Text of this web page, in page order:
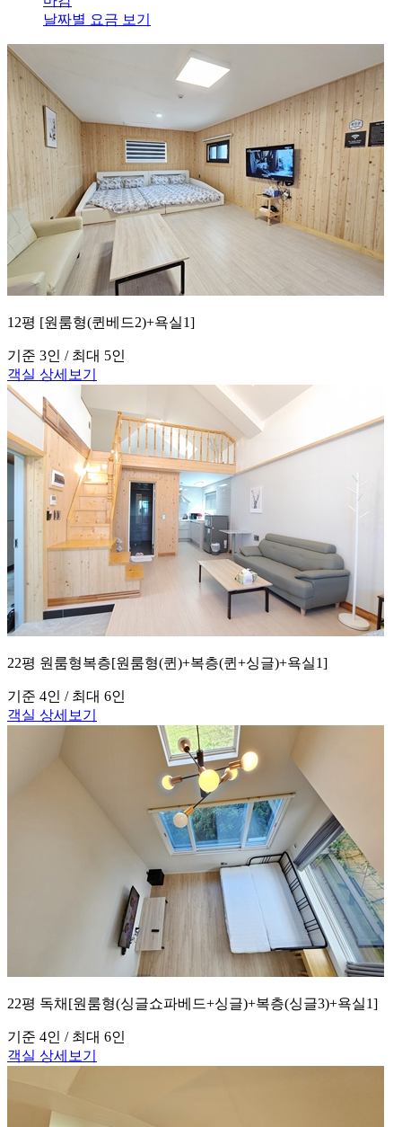
날짜별 요금 보기
12평 [원룸형(퀸베드2)+욕실1]
기준 3인 / 최대 5인
객실 상세보기
22평 원룸형복층[원룸형(퀸)+복층(퀸+싱글)+욕실1]
기준 4인 / 최대 6인
객실 상세보기
22평 독채[원룸형(싱글쇼파베드+싱글)+복층(싱글3)+욕실1]
기준 4인 / 최대 6인
객실 상세보기